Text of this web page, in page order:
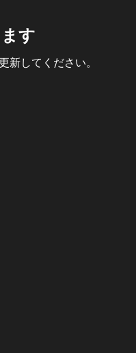
す
してください。